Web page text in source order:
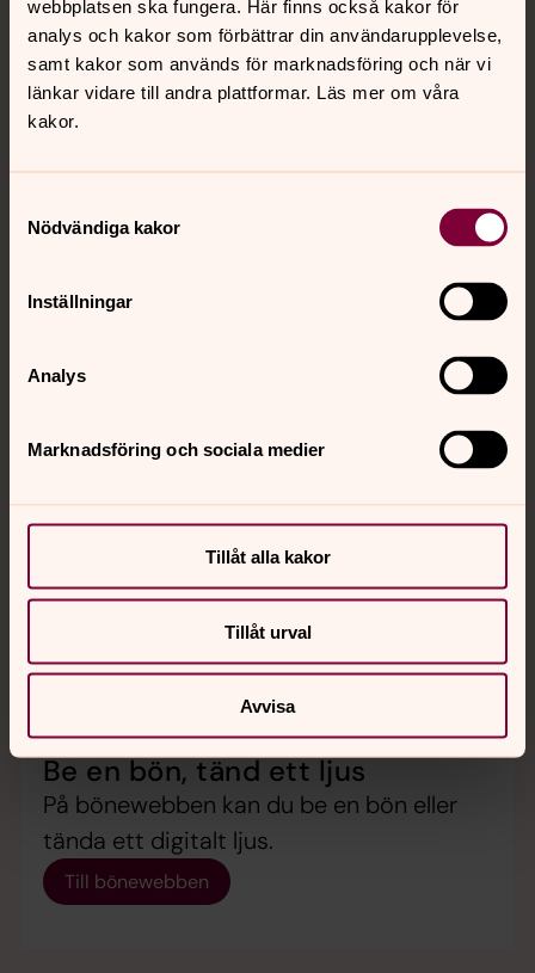
webbplatsen ska fungera. Här finns också kakor för
analys och kakor som förbättrar din användarupplevelse,
samt kakor som används för marknadsföring och när vi
länkar vidare till andra plattformar. Läs mer om våra
kakor.
Nödvändiga kakor
Inställningar
Analys
Marknadsföring och sociala medier
Tillåt alla kakor
Tillåt urval
Avvisa
som bär på skuld över allt det som inte blev. Kent Wisti
och Susanne Dahl läser ur sin uppskattade bok Vem såg
mig då? Med musik av Leif Nahnfeldt.
för marknadsföring.
Se videon på Vimeo i stället.
Ändra inställningar
Be en bön, tänd ett ljus
På bönewebben kan du be en bön eller
tända ett digitalt ljus.
Till bönewebben